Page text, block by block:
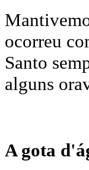
ocorreu
Santo
alguns
A gota